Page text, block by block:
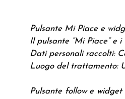
Pulsante Mi Piace e
Il pulsante “Mi Piace” e
Dati personali raccolti:
Luogo del trattamento:
Pulsante follow e